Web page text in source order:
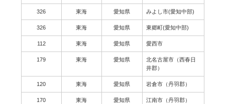
326 東海 愛知県 みよし市(愛知中部)
326 東海 愛知県 東郷町(愛知中部)
112 東海 愛知県 愛西市
179 東海 愛知県
北名古屋市（西春日
井郡）
120 東海 愛知県 岩倉市（丹羽郡）
170 東海 愛知県 江南市（丹羽郡）